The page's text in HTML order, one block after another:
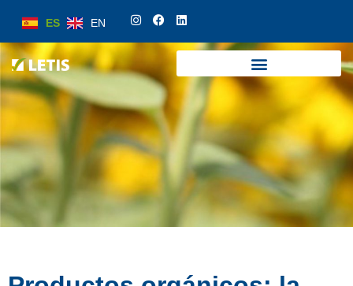
ES EN
ES EN